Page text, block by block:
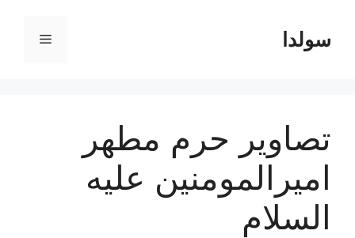
محتواسولدا فهرست
تصاویر حرم مطهر
امیرالمومنین علیه
السلام